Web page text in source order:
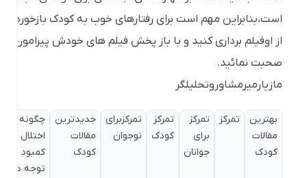
است،‌بنابراین مهم است برای رفتارهای خوب به کودک بازخورد مثبت
از اوفیلم برداری کنید و با باز پخش فیلم های خودش پیرامون نحوه
صحبت نمائید.
مازیارمیرمشاوروتحلیلگر
بهترین
مقالات
کودک
تمرکز
تمرکز
جوانان
تمرکز
کودک
تمرکزبرای
نوجوان
جدیدترین
مقالات
کودک
چگونه با
اختلال
کمبود
توجه در